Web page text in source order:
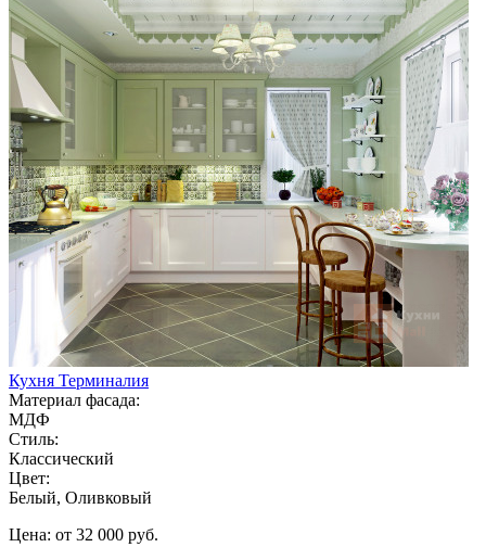
Кухня Терминалия
Материал фасада:
МДФ
Стиль:
Классический
Цвет:
Белый, Оливковый
Цена: от 32 000 руб.